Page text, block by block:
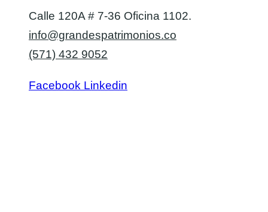
Calle 120A # 7-36 Oficina 1102.
info@grandespatrimonios.co
(571) 432 9052
Facebook Linkedin